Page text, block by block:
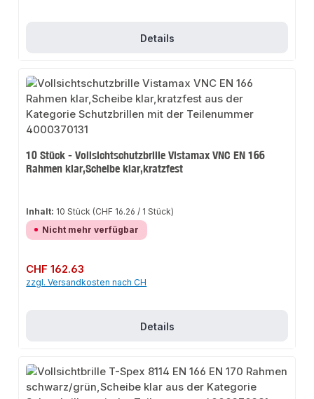
Details
10 Stück - Vollsichtschutzbrille Vistamax VNC EN 166
Rahmen klar,Scheibe klar,kratzfest
Inhalt: 10 Stück (CHF 16.26 / 1 Stück)
Nicht mehr verfügbar
Regulärer Preis:
CHF 162.63
zzgl. Versandkosten nach CH
Details